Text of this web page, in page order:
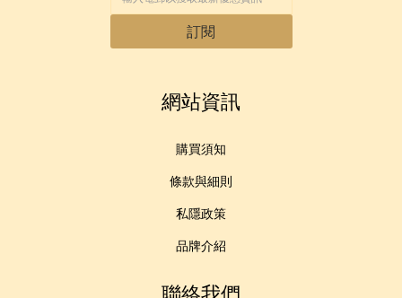
訂閱
網站資訊
購買須知
條款與細則
私隱政策
品牌介紹
聯絡我們